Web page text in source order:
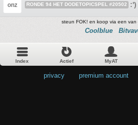
onz RONDE 94 HET DODETOPICSPEL #20502 :')
steun FOK! en koop via een van
Coolblue
Index Actief MyAT
privacy premium account